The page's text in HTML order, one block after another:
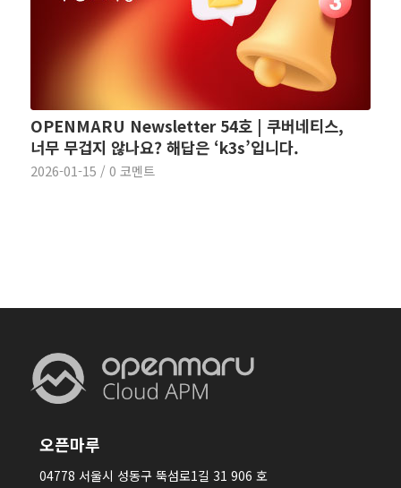
OPENMARU Newsletter 54호 | 쿠버네티스,
너무 무겁지 않나요? 해답은 ‘k3s’입니다.
2026-01-15 / 0 코멘트
오픈마루
04778 서울시 성동구 뚝섬로1길 31 906 호